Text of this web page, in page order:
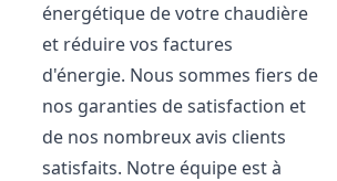
énergétique de votre chaudière
et réduire vos factures
d'énergie. Nous sommes fiers de
nos garanties de satisfaction et
de nos nombreux avis clients
satisfaits. Notre équipe est à